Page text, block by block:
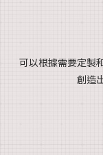
可以根據需要定製
創造